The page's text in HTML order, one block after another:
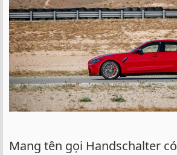
Mang tên gọi Handschalter